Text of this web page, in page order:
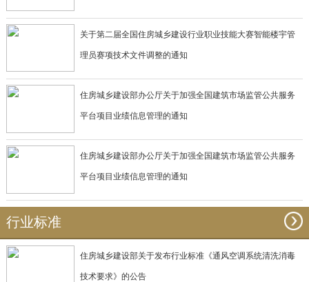
关于第二届全国住房城乡建设行业职业技能大赛智能楼宇管
理员赛项技术文件调整的通知
住房城乡建设部办公厅关于加强全国建筑市场监管公共服务
平台项目业绩信息管理的通知
住房城乡建设部办公厅关于加强全国建筑市场监管公共服务
平台项目业绩信息管理的通知
行业标准
住房城乡建设部关于发布行业标准《通风空调系统清洗消毒
技术要求》的公告